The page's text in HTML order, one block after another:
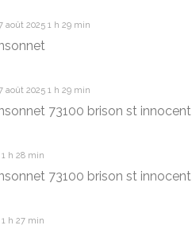
août 2025 1 h 29 min
août 2025 1 h 29 min
73100 brison st innocent
1 h 28 min
73100 brison st innocent
1 h 27 min